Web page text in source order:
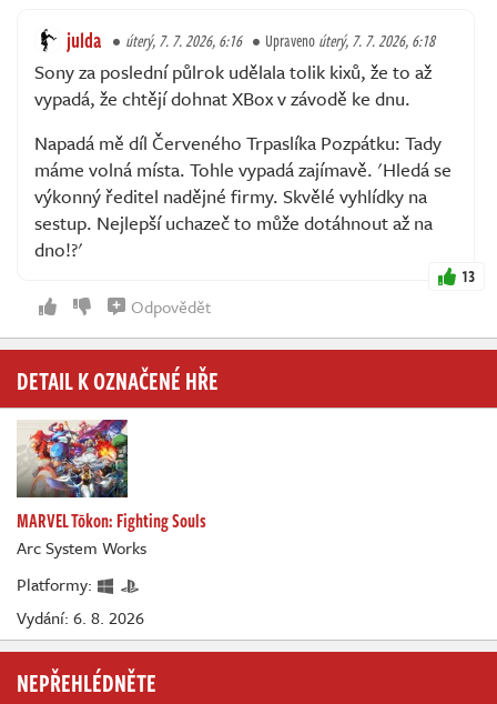
julda úterý, 7. 7. 2026, 6:16 Upravenoúterý, 7. 7. 2026, 6:18
Sony za poslední půlrok udělala tolik kixů, že to až
vypadá, že chtějí dohnat XBox v závodě ke dnu.
Napadá mě díl Červeného Trpaslíka Pozpátku: Tady
máme volná místa. Tohle vypadá zajímavě. 'Hledá se
výkonný ředitel nadějné firmy. Skvělé vyhlídky na
sestup. Nejlepší uchazeč to může dotáhnout až na
dno!?'
13
Odpovědět
DETAIL K OZNAČENÉ HŘE
MARVEL Tōkon: Fighting Souls
Arc System Works
Platformy:
Vydání: 6. 8. 2026
NEPŘEHLÉDNĚTE